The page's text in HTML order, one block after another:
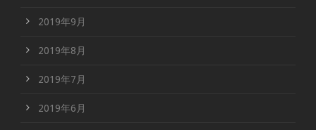
2019年9月
2019年8月
2019年7月
2019年6月